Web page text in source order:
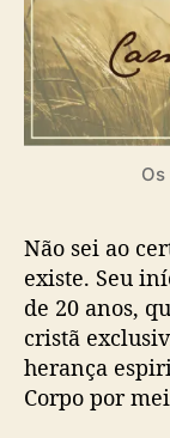
Não sei ao
existe. Seu
de 20 anos,
cristã
herança
Corpo por